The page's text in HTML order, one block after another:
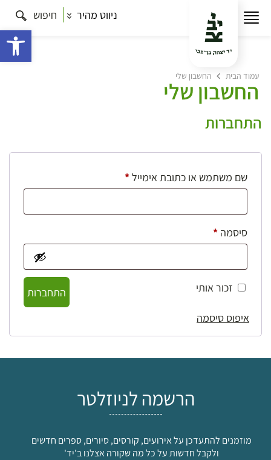
ניווט מהיר חיפוש
עמוד הבית החשבון שלי
החשבון שלי
התחברות
שם משתמש או כתובת אימייל*חובה
סיסמה *חובה
זכור אותי
התחברות
איפוס סיסמה
הרשמה לניוזלטר
מוזמנים להתעדכן על אירועים, קורסים, סיורים, ספרים חדשים
ולקבל חדשות על כל מה שקורה אצלנו ב'יד'